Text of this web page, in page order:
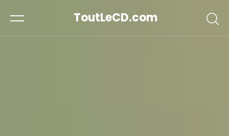
ToutLeCD.com